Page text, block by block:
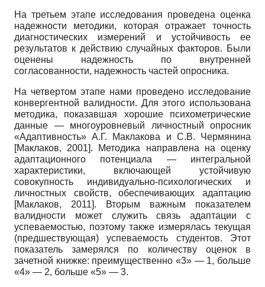
На третьем этапе исследования проведена оценка
надежности методики, которая отражает точность
диагностических измерений и устойчивость ее
результатов к действию случайных факторов. Были
оценены надежность по внутренней
согласованности, надежность частей опросника.
На четвертом этапе нами проведено исследование
конвергентной валидности. Для этого использована
методика, показавшая хорошие психометрические
данные — многоуровневый личностный опросник
«Адаптивность» А.Г. Маклакова и С.В. Чермянина
[Маклаков, 2001]. Методика направлена на оценку
адаптационного потенциала — интегральной
характеристики, включающей устойчивую
совокупность индивидуально-психологических и
личностных свойств, обеспечивающих адаптацию
[Маклаков, 2011]. Вторым важным показателем
валидности может служить связь адаптации с
успеваемостью, поэтому также измерялась текущая
(предшествующая) успеваемость студентов. Этот
показатель замерялся по количеству оценок в
зачетной книжке: преимущественно «3» — 1, больше
«4» — 2, больше «5» — 3.